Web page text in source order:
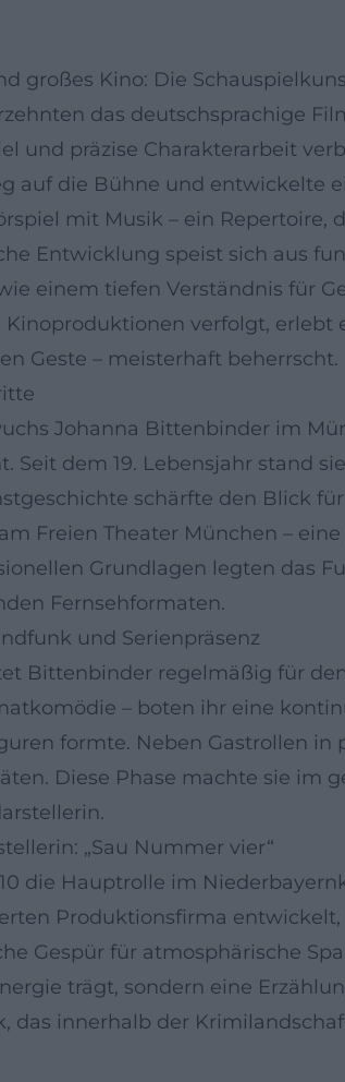
großes Kino: Die
das deutschsprachige
und präzise Charakterarbeit
auf die Bühne und entwickelte
mit Musik – ein
Entwicklung speist sich aus
einem tiefen Verständnis für
verfolgt,
Geste – meisterhaft beherrscht.
Johanna Bittenbinder im
dem 19. Lebensjahr stand
schärfte den Blick
Freien Theater München –
Grundlagen legten das
Fernsehformaten.
und Serienpräsenz
Bittenbinder regelmäßig für
– boten ihr eine
formte. Neben Gastrollen
Diese Phase machte sie
„Sau Nummer vier“
die Hauptrolle im
Produktionsfirma
Gespür für atmosphärische
trägt, sondern eine
das innerhalb der